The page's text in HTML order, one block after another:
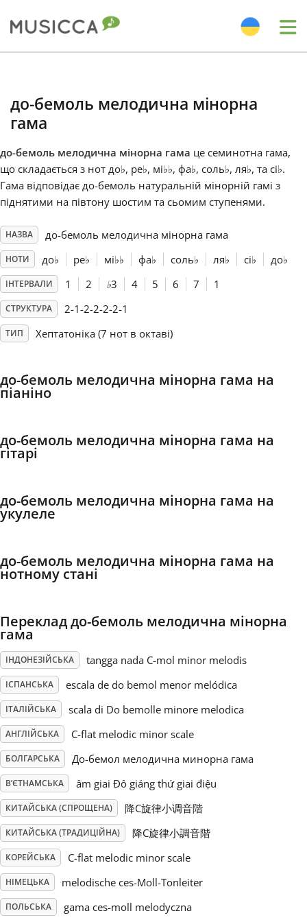
Dansk
Deutsch
Español
Français
한국어
日本語
Svenska
Tiếng Việt
Türkçe
Українська
简体中文
繁體中文
до-бемоль мелодична мінорна
гама
до-бемоль мелодична мінорна гама це семинотна гама,
що складається з нот до♭, ре♭, мі♭♭, фа♭, соль♭, ля♭, та сі♭.
Гама відповідає до-бемоль натуральній мінорній гамі з
піднятими на півтону шостим та сьомим ступенями.
НАЗВА до-бемоль мелодична мінорна гама
НОТИ до♭ ре♭ мі♭♭ фа♭ соль♭ ля♭ сі♭ до♭
ІНТЕРВАЛИ 1 2 ♭3 4 5 6 7 1
СТРУКТУРА 2-1-2-2-2-2-1
ТИП Хептатоніка (7 нот в октаві)
до-бемоль мелодична мінорна гама на
піаніно
до-бемоль мелодична мінорна гама на
гітарі
до-бемоль мелодична мінорна гама на
укулеле
до-бемоль мелодична мінорна гама на
нотному стані
Переклад до-бемоль мелодична мінорна
гама
ІНДОНЕЗІЙСЬКА tangga nada C-mol minor melodis
ІСПАНСЬКА escala de do bemol menor melódica
ІТАЛІЙСЬКА scala di Do bemolle minore melodica
АНГЛІЙСЬКА C-flat melodic minor scale
БОЛГАРСЬКА До-бемол мелодична минорна гама
В’ЄТНАМСЬКА âm giai Đô giáng thứ giai điệu
КИТАЙСЬКА (СПРОЩЕНА) 降C旋律小调音階
КИТАЙСЬКА (ТРАДИЦІЙНА) 降C旋律小調音階
КОРЕЙСЬКА C-flat melodic minor scale
НІМЕЦЬКА melodische ces-Moll-Tonleiter
ПОЛЬСЬКА gama ces-moll melodyczna